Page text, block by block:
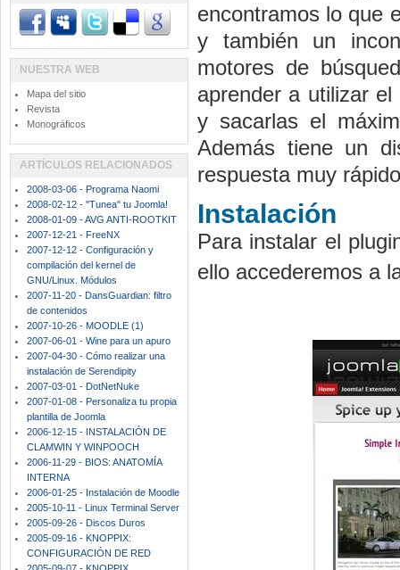
encontramos lo que
y también un
motores de
aprender a utilizar
y sacarlas el
Además tiene un
respuesta muy
Instalación
Para instalar el
ello accederemos a
NUESTRA WEB
Mapa del sitio
Revista
Monográficos
ARTÍCULOS RELACIONADOS
2008-03-06 - Programa Naomi
2008-02-12 - "Tunea" tu Joomla!
2008-01-09 - AVG ANTI-ROOTKIT
2007-12-21 - FreeNX
2007-12-12 - Configuración y
compilación del kernel de
GNU/Linux. Módulos
2007-11-20 - DansGuardian: filtro
de contenidos
2007-10-26 - MOODLE (1)
2007-06-01 - Wine para un apuro
2007-04-30 - Cómo realizar una
instalación de Serendipity
2007-03-01 - DotNetNuke
2007-01-08 - Personaliza tu propia
plantilla de Joomla
2006-12-15 - INSTALACIÓN DE
CLAMWIN Y WINPOOCH
2006-11-29 - BIOS: ANATOMÍA
INTERNA
2006-01-25 - Instalación de Moodle
2005-10-11 - Linux Terminal Server
2005-09-26 - Discos Duros
2005-09-16 - KNOPPIX:
CONFIGURACIÓN DE RED